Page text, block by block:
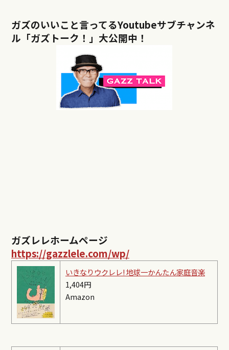
ガズのいいこと言ってるYoutubeサブチャンネ
ル「ガズトーク！」大公開中！
ガズレレホームページ
https://gazzlele.com/wp/
いきなりウクレレ! 地球一かんたん家庭音楽
1,404円
Amazon